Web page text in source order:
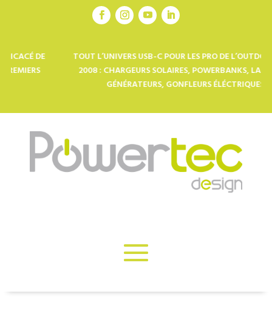
TOUT L’UNIVERS USB-C POUR LES PRO DE L’OUTDOOR DEPUIS
2008 : CHARGEURS SOLAIRES, POWERBANKS, LAMPES LED,
GÉNÉRATEURS, GONFLEURS ÉLÉCTRIQUES…